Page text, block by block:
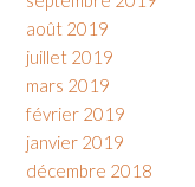
août 2019
juillet 2019
mars 2019
février 2019
janvier 2019
décembre 2018